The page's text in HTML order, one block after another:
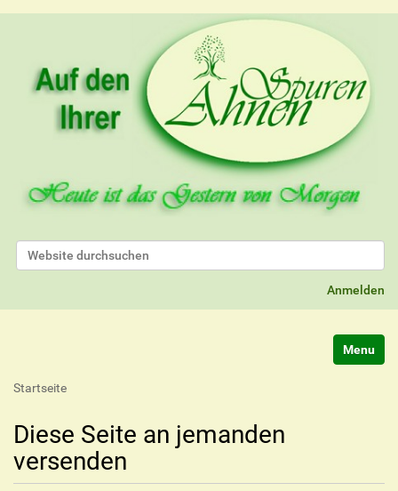
Website durchsuchen
Anmelden
Startseite
Diese Seite an jemanden
versenden